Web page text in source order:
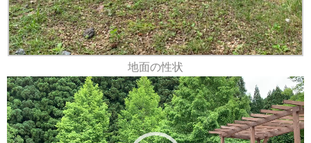
地面の性状
動
画
プ